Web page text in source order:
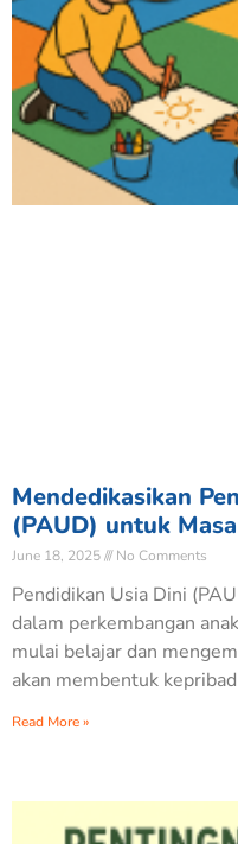
Mendedikasikan
(PAUD) untuk
June 18, 2025 No Comments
Pendidikan Usia Dini
dalam perkembangan
mulai belajar dan
akan membentuk
Read More »